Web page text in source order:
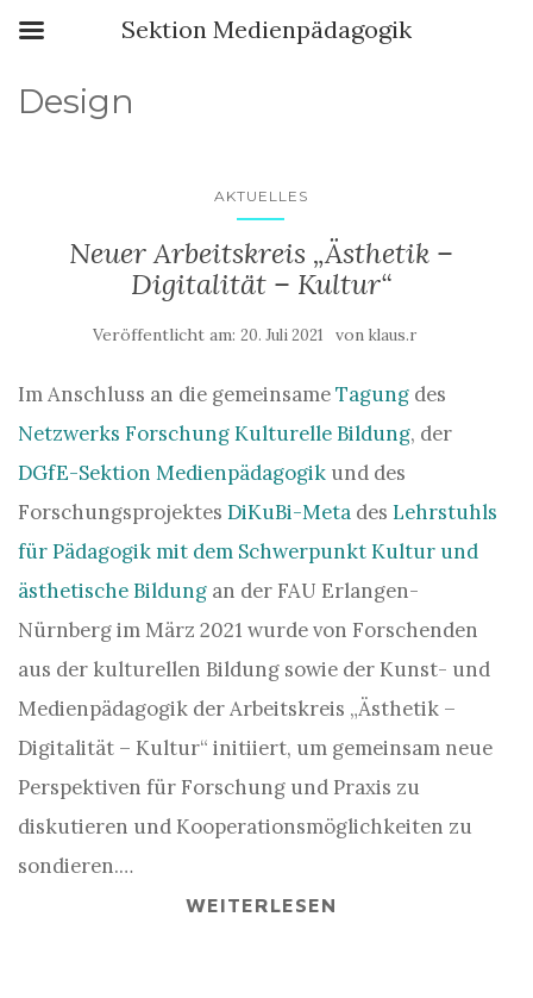
Design
AKTUELLES
Neuer Arbeitskreis „Ästhetik –
Digitalität – Kultur“
Veröffentlicht am: 20. Juli 2021 von klaus.r
Im Anschluss an die gemeinsameTagung des
Netzwerks Forschung Kulturelle Bildung, der
DGfE-Sektion Medienpädagogik und des
Forschungsprojektes DiKuBi-Meta des Lehrstuhls
für Pädagogik mit dem Schwerpunkt Kultur und
ästhetische Bildung an der FAU Erlangen-
Nürnberg im März 2021 wurde von Forschenden
aus der kulturellen Bildung sowie der Kunst- und
Medienpädagogik der Arbeitskreis „Ästhetik –
Digitalität – Kultur“ initiiert, um gemeinsam neue
Perspektiven für Forschung und Praxis zu
diskutieren und Kooperationsmöglichkeiten zu
sondieren.…
WEITERLESEN
Sektion Medienpädagogik